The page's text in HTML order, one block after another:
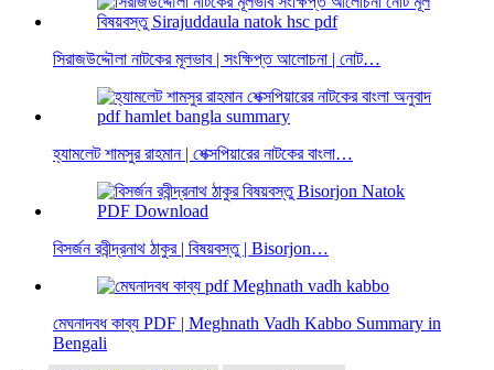
সিরাজউদ্দৌলা নাটকের মূলভাব | সংক্ষিপ্ত আলোচনা | নোট…
হ্যামলেট শামসুর রাহমান | শেক্সপিয়ারের নাটকের বাংলা…
বিসর্জন রবীন্দ্রনাথ ঠাকুর | বিষয়বস্তু | Bisorjon…
মেঘনাদবধ কাব্য PDF | Meghnath Vadh Kabbo Summary in
Bengali